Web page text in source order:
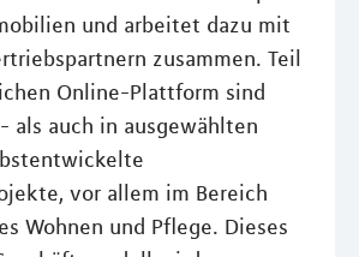
und arbeitet dazu mit
zusammen. Teil
Online-Plattform sind
als auch in ausgewählten
vor allem im Bereich
Wohnen und Pflege. Dieses